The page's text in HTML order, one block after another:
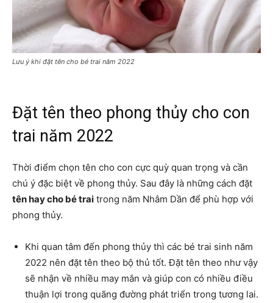
Lưu ý khi đặt tên cho bé trai năm 2022
Đặt tên theo phong thủy cho con
trai năm 2022
Thời điểm chọn tên cho con cực quỳ quan trọng và cần
chú ý đặc biệt về phong thủy. Sau đây là những cách đặt
tên hay cho bé trai trong năm Nhâm Dần để phù hợp với
phong thủy.
Khi quan tâm đến phong thủy thì các bé trai sinh năm
2022 nên đặt tên theo bộ thủ tốt. Đặt tên theo như vậy
sẽ nhận về nhiều may mắn và giúp con có nhiều điều
thuận lợi trong quãng đường phát triển trong tương lai.